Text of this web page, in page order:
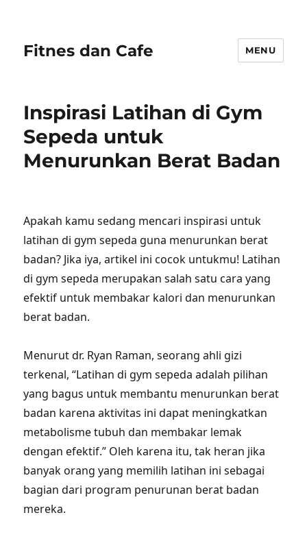
Fitnes dan Cafe MENU
Inspirasi Latihan di Gym
Sepeda untuk
Menurunkan Berat Badan
Apakah kamu sedang mencari inspirasi untuk
latihan di gym sepeda guna menurunkan berat
badan? Jika iya, artikel ini cocok untukmu! Latihan
di gym sepeda merupakan salah satu cara yang
efektif untuk membakar kalori dan menurunkan
berat badan.
Menurut dr. Ryan Raman, seorang ahli gizi
terkenal, “Latihan di gym sepeda adalah pilihan
yang bagus untuk membantu menurunkan berat
badan karena aktivitas ini dapat meningkatkan
metabolisme tubuh dan membakar lemak
dengan efektif.” Oleh karena itu, tak heran jika
banyak orang yang memilih latihan ini sebagai
bagian dari program penurunan berat badan
mereka.